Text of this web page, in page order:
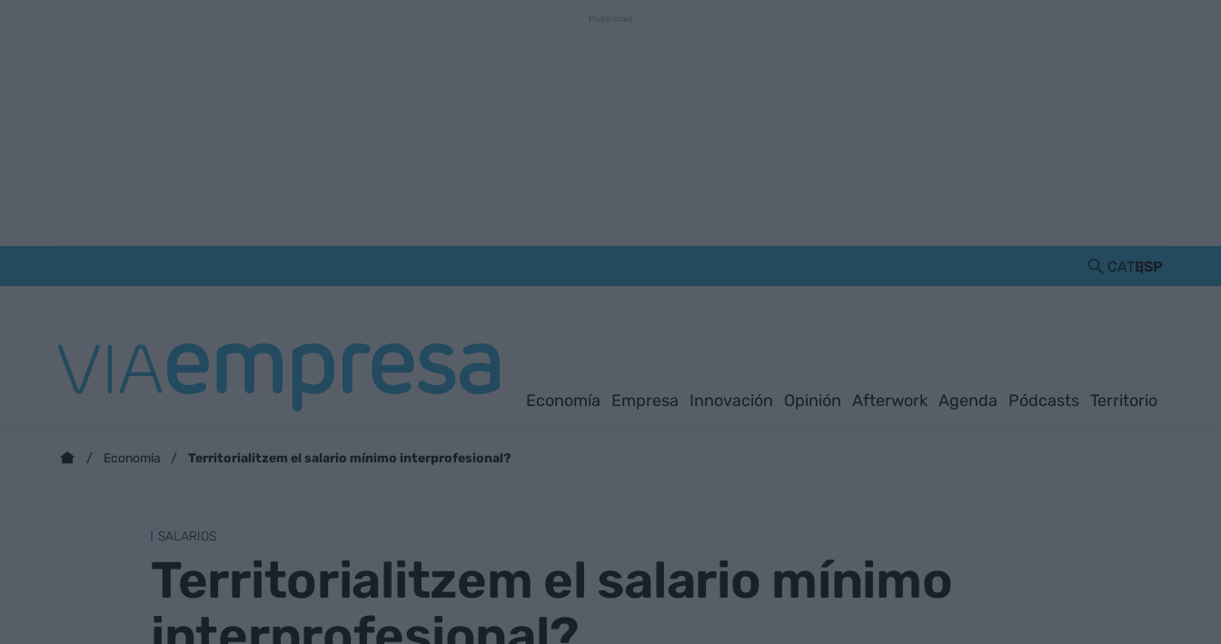
CATESP
Economía Empresa Innovación Opinión Afterwork Agenda Pódcasts Territorio
Economía Territorialitzem el salario mínimo interprofesional?
SALARIOS
Territorialitzem el salario mínimo